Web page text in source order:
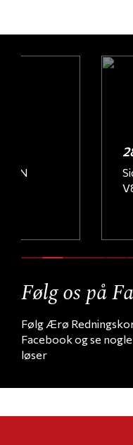
Sidste køretur
Følg os på
Følg Ærø
Facebook og se
løser